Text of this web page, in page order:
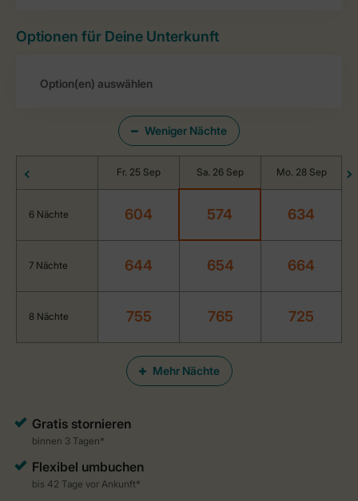
Optionen für Deine Unterkunft
Weniger Nächte
Mehr Nächte
Fr. 25 Sep Sa. 26 Sep Mo. 28 Sep
6 Nächte 604 574 634
7 Nächte 644 654 664
8 Nächte 755 765 725